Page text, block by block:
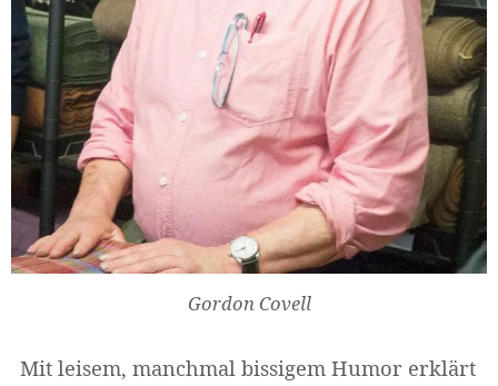
Gordon Covell
Mit leisem, manchmal bissigem Humor erklärt